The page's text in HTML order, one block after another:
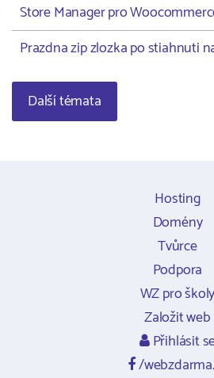
Store Manager pro
Prazdna zip zlozka po stiahnuti
Další témata
Hosting
Domény
Tvůrce
Podpora
WZ pro školy
Založit web
Přihlásit
/